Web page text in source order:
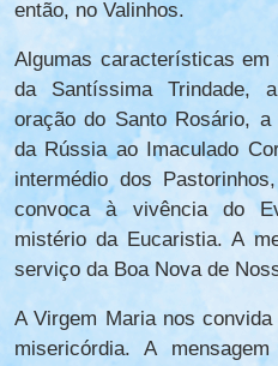
então, no Valinhos.
Algumas características
da Santíssima Trindade,
oração do Santo Rosário,
da Rússia ao Imaculado
intermédio dos
convoca à vivência do
mistério da Eucaristia. A
serviço da Boa Nova de
A Virgem Maria nos
misericórdia. A